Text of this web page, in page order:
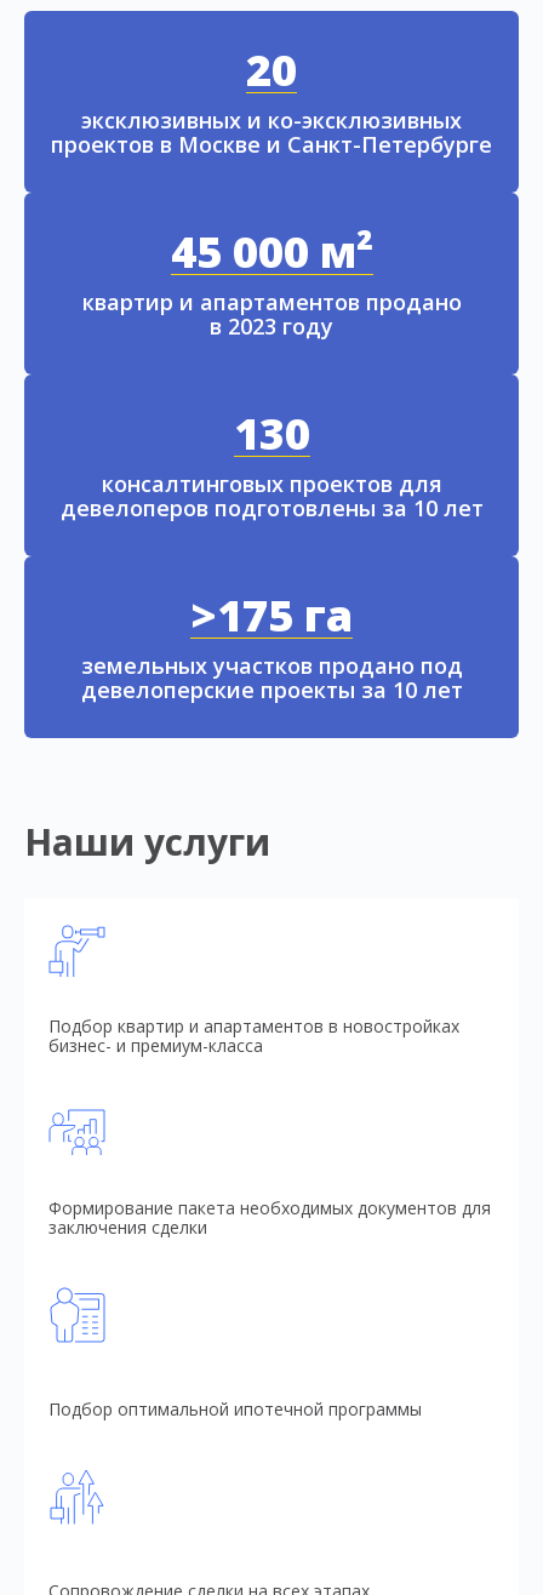
20
эксклюзивных и ко-эксклюзивных
проектов в Москве и Санкт-Петербурге
45 000 м²
квартир и апартаментов продано
в 2023 году
130
консалтинговых проектов для
девелоперов подготовлены за 10 лет
>175 га
земельных участков продано под
девелоперские проекты за 10 лет
Наши услуги
Подбор квартир и апартаментов в новостройках
бизнес- и премиум-класса
Формирование пакета необходимых документов для
заключения сделки
Подбор оптимальной ипотечной программы